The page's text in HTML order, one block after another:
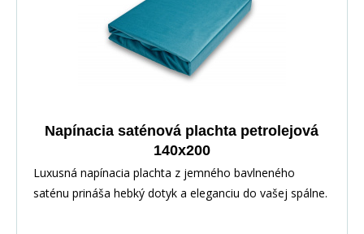
Napínacia saténová plachta petrolejová
140x200
Luxusná napínacia plachta z jemného bavlneného
saténu prináša hebký dotyk a eleganciu do vašej spálne.